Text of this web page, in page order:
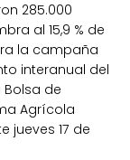
285.000
al 15,9 % de
la campaña
interanual del
Bolsa de
Agrícola
jueves 17 de